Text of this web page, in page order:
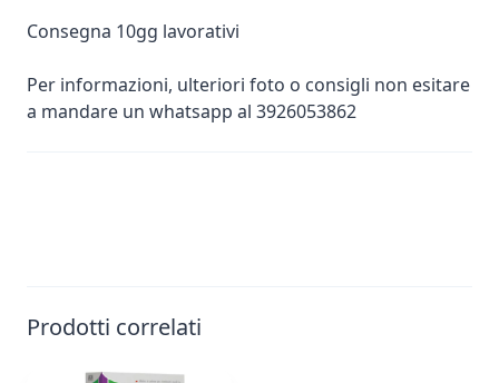
Consegna 10gg lavorativi
Per informazioni, ulteriori foto o consigli non esitare
a mandare un whatsapp al 3926053862
Prodotti correlati